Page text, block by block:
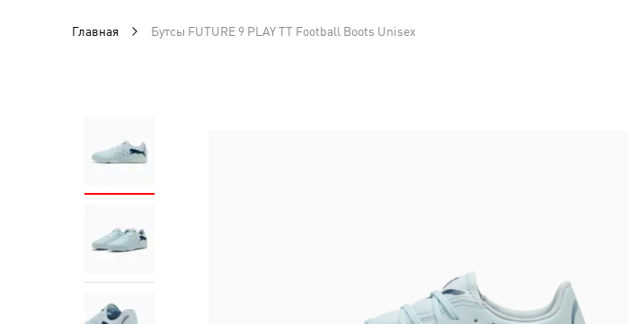
Главная Бутсы FUTURE 9 PLAY TT Football Boots Unisex